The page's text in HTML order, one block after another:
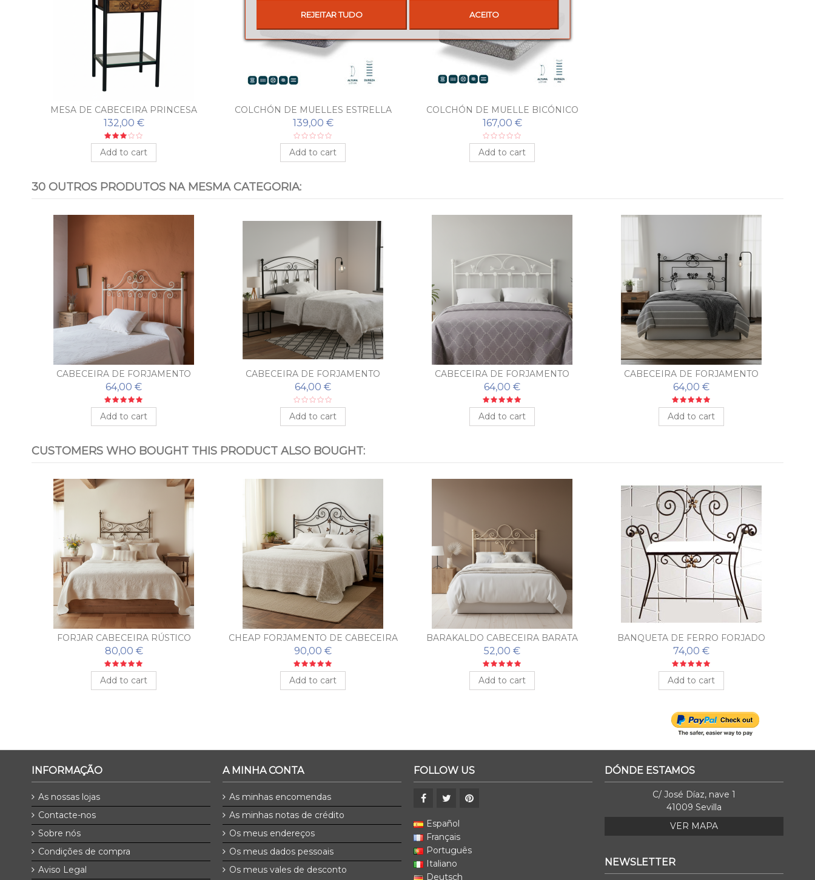
MESA DE CABECEIRA PRINCESA
132,00 €
Add to cart
COLCHÓN DE MUELLES ESTRELLA
139,00 €
Add to cart
COLCHÓN DE MUELLE BICÓNICO
MOD. 100
167,00 €
Add to cart
30 OUTROS PRODUTOS NA MESMA CATEGORIA:
CABECEIRA DE FORJAMENTO
BARATO MODELO TOSCANO
64,00 €
Add to cart
CABECEIRA DE FORJAMENTO
BARATO SICILIA
64,00 €
Add to cart
CABECEIRA DE FORJAMENTO
BARATO MODELO HOJAS
64,00 €
Add to cart
CABECEIRA DE FORJAMENTO
BARATO MODELO FLORIDA
64,00 €
Add to cart
CUSTOMERS WHO BOUGHT THIS PRODUCT ALSO BOUGHT:
FORJAR CABECEIRA RÚSTICO
80,00 €
Add to cart
CHEAP FORJAMENTO DE CABECEIRA
ALABAMA
90,00 €
Add to cart
BARAKALDO CABECEIRA BARATA
52,00 €
Add to cart
BANQUETA DE FERRO FORJADO
PARA QUARTO TOSCANA
74,00 €
Add to cart
INFORMAÇÃO
As nossas lojas
Contacte-nos
Sobre nós
Condições de compra
Aviso Legal
A MINHA CONTA
As minhas encomendas
As minhas notas de crédito
Os meus endereços
Os meus dados pessoais
Os meus vales de desconto
FOLLOW US
Español
Français
Português
Italiano
Deutsch
DÓNDE ESTAMOS
C/ José Díaz, nave 1
41009 Sevilla
VER MAPA
NEWSLETTER
REJEITAR TUDO ACEITO